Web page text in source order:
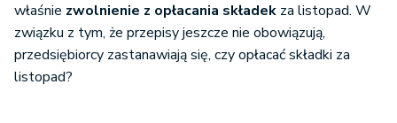
właśnie zwolnienie z opłacania składek za listopad. W
związku z tym, że przepisy jeszcze nie obowiązują,
przedsiębiorcy zastanawiają się, czy opłacać składki za
listopad?